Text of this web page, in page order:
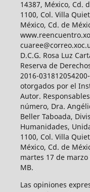
14387, México, Cd.
1100, Col. Villa
México, Cd. de
D.C.G. Rosa Luz
Reserva de
2016-
otorgados por el
Autor.
número, Dra.
Beller Taboada,
Humanidades,
1100, Col. Villa
México, Cd. de
martes 17 de marzo
MB.
Las opiniones